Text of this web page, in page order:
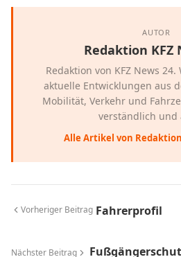
AUTOR
Redaktion KFZ
Redaktion von KFZ News
aktuelle Entwicklungen aus
Mobilität, Verkehr und
verständlich und
Alle Artikel von Redaktion
Vorheriger Beitrag Fahrerprofil
Nächster Beitrag